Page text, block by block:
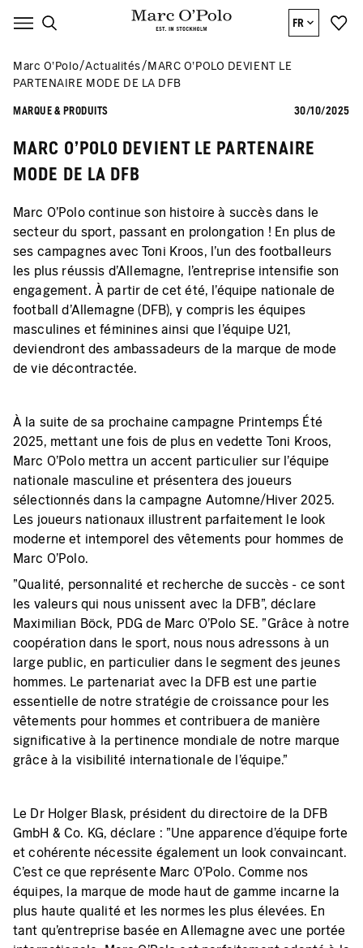
FR
Marc O’Polo Actualités
MARC O'POLO DEVIENT LE
PARTENAIRE MODE DE LA DFB
MARQUE & PRODUITS 30/10/2025
MARC O'POLO DEVIENT LE PARTENAIRE
MODE DE LA DFB
Marc O'Polo continue son histoire à succès dans le
secteur du sport, passant en prolongation ! En plus de
ses campagnes avec Toni Kroos, l'un des footballeurs
les plus réussis d'Allemagne, l'entreprise intensifie son
engagement. À partir de cet été, l'équipe nationale de
football d'Allemagne (DFB), y compris les équipes
masculines et féminines ainsi que l'équipe U21,
deviendront des ambassadeurs de la marque de mode
de vie décontractée.
À la suite de sa prochaine campagne Printemps Été
2025, mettant une fois de plus en vedette Toni Kroos,
Marc O'Polo mettra un accent particulier sur l'équipe
nationale masculine et présentera des joueurs
sélectionnés dans la campagne Automne/Hiver 2025.
Les joueurs nationaux illustrent parfaitement le look
moderne et intemporel des vêtements pour hommes de
Marc O'Polo.
"Qualité, personnalité et recherche de succès - ce sont
les valeurs qui nous unissent avec la DFB", déclare
Maximilian Böck, PDG de Marc O'Polo SE. "Grâce à notre
coopération dans le sport, nous nous adressons à un
large public, en particulier dans le segment des jeunes
hommes. Le partenariat avec la DFB est une partie
essentielle de notre stratégie de croissance pour les
vêtements pour hommes et contribuera de manière
significative à la pertinence mondiale de notre marque
grâce à la visibilité internationale de l'équipe."
Le Dr Holger Blask, président du directoire de la DFB
GmbH & Co. KG, déclare : "Une apparence d'équipe forte
et cohérente nécessite également un look convaincant.
C'est ce que représente Marc O'Polo. Comme nos
équipes, la marque de mode haut de gamme incarne la
plus haute qualité et les normes les plus élevées. En
tant qu'entreprise basée en Allemagne avec une portée